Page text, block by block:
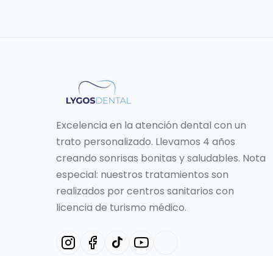
Excelencia en la atención dental con un
trato personalizado. Llevamos 4 años
creando sonrisas bonitas y saludables. Nota
especial: nuestros tratamientos son
realizados por centros sanitarios con
licencia de turismo médico.